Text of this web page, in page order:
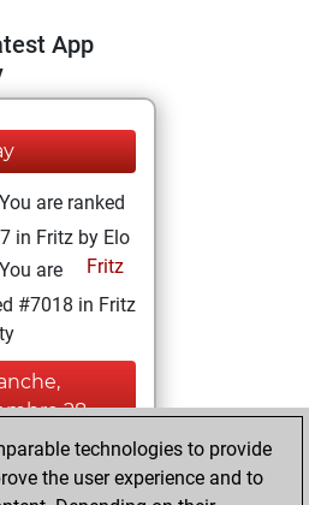
App
You are ranked
in Fritz by Elo
Fritz
You are
#7018 in Fritz
28,
won
technologies to provide
the user experience and to